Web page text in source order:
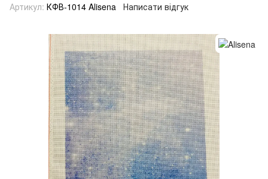
Артикул: КФВ-1014 Alisena Написати відгук